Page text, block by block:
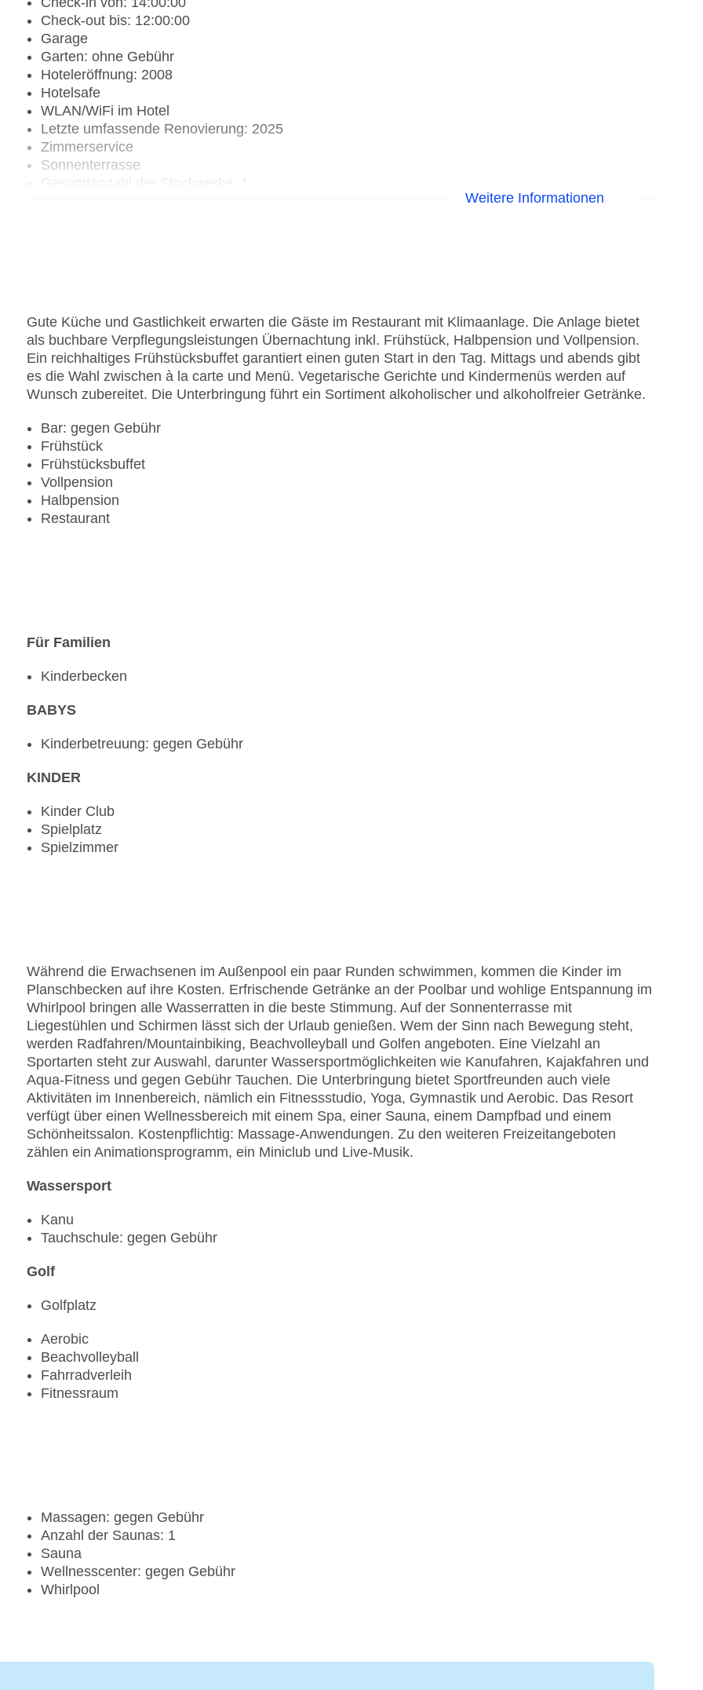
Check-out bis: 12:00:00
Garage
Garten: ohne Gebühr
Hoteleröffnung: 2008
Hotelsafe
WLAN/WiFi im Hotel
Letzte umfassende Renovierung: 2025
Zimmerservice
Sonnenterrasse
Weitere Informationen
Gute Küche und Gastlichkeit erwarten die Gäste im Restaurant mit Klimaanlage. Die Anlage bietet
als buchbare Verpflegungsleistungen Übernachtung inkl. Frühstück, Halbpension und Vollpension.
Ein reichhaltiges Frühstücksbuffet garantiert einen guten Start in den Tag. Mittags und abends gibt
es die Wahl zwischen à la carte und Menü. Vegetarische Gerichte und Kindermenüs werden auf
Wunsch zubereitet. Die Unterbringung führt ein Sortiment alkoholischer und alkoholfreier Getränke.
Bar: gegen Gebühr
Frühstück
Frühstücksbuffet
Vollpension
Halbpension
Restaurant
Für Familien
Kinderbecken
BABYS
Kinderbetreuung: gegen Gebühr
KINDER
Kinder Club
Spielplatz
Spielzimmer
Während die Erwachsenen im Außenpool ein paar Runden schwimmen, kommen die Kinder im
Planschbecken auf ihre Kosten. Erfrischende Getränke an der Poolbar und wohlige Entspannung im
Whirlpool bringen alle Wasserratten in die beste Stimmung. Auf der Sonnenterrasse mit
Liegestühlen und Schirmen lässt sich der Urlaub genießen. Wem der Sinn nach Bewegung steht,
werden Radfahren/Mountainbiking, Beachvolleyball und Golfen angeboten. Eine Vielzahl an
Sportarten steht zur Auswahl, darunter Wassersportmöglichkeiten wie Kanufahren, Kajakfahren und
Aqua-Fitness und gegen Gebühr Tauchen. Die Unterbringung bietet Sportfreunden auch viele
Aktivitäten im Innenbereich, nämlich ein Fitnessstudio, Yoga, Gymnastik und Aerobic. Das Resort
verfügt über einen Wellnessbereich mit einem Spa, einer Sauna, einem Dampfbad und einem
Schönheitssalon. Kostenpflichtig: Massage-Anwendungen. Zu den weiteren Freizeitangeboten
zählen ein Animationsprogramm, ein Miniclub und Live-Musik.
Wassersport
Kanu
Tauchschule: gegen Gebühr
Golf
Golfplatz
Aerobic
Beachvolleyball
Fahrradverleih
Fitnessraum
Massagen: gegen Gebühr
Anzahl der Saunas: 1
Sauna
Wellnesscenter: gegen Gebühr
Whirlpool